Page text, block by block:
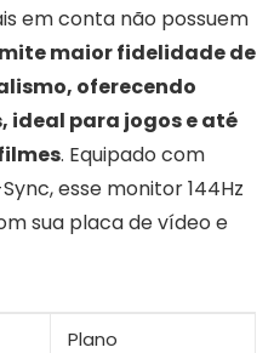
em conta não possuem
maior fidelidade de
oferecendo
ideal para jogos e até
. Equipado com
esse monitor 144Hz
sua placa de vídeo e
Plano